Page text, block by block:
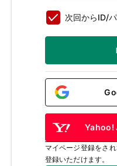
次回からID/
Yahoo!
マイページ登録をさ
登録いただけます。